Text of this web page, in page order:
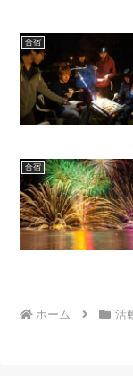
合宿
合宿
ホーム
活